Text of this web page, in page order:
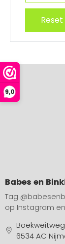
9,0
Babes en
Tag
op Instagram
6534 AC